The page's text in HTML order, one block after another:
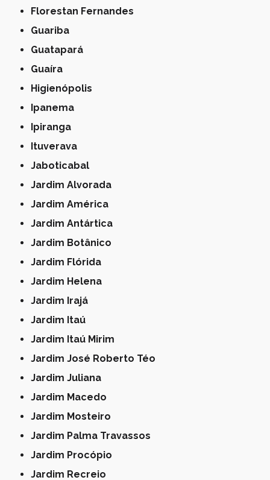
Florestan Fernandes
Guariba
Guatapará
Guaíra
Higienópolis
Ipanema
Ipiranga
Ituverava
Jaboticabal
Jardim Alvorada
Jardim América
Jardim Antártica
Jardim Botânico
Jardim Flórida
Jardim Helena
Jardim Irajá
Jardim Itaú
Jardim Itaú Mirim
Jardim José Roberto Téo
Jardim Juliana
Jardim Macedo
Jardim Mosteiro
Jardim Palma Travassos
Jardim Procópio
Jardim Recreio